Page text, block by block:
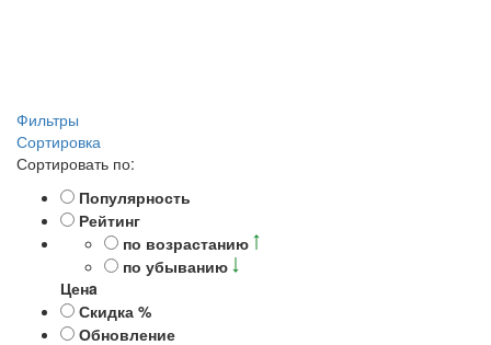
Фильтры
Сортировка
Сортировать по:
Популярность
Рейтинг
по возрастанию
по убыванию
Ценa
Скидка %
Обновление